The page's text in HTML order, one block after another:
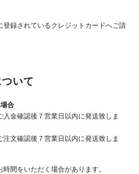
録されているクレジットカードへご請
いて
合
入金確認後７営業日以内に発送致しま
注文確認後７営業日以内に発送致しま
間をいただく場合があります。